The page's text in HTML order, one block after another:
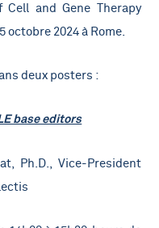
Cell and Gene Therapy
octobre 2024 à Rome.
deux posters :
base editors
Ph.D., Vice-President